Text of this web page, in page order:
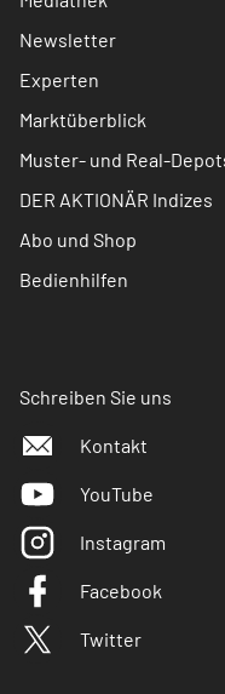
Newsletter
Experten
Marktüberblick
Muster- und Real-
DER AKTIONÄR Indizes
Abo und Shop
Bedienhilfen
Schreiben Sie uns
Kontakt
YouTube
Instagram
Facebook
Twitter